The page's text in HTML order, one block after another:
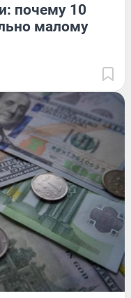
почему 10
малому